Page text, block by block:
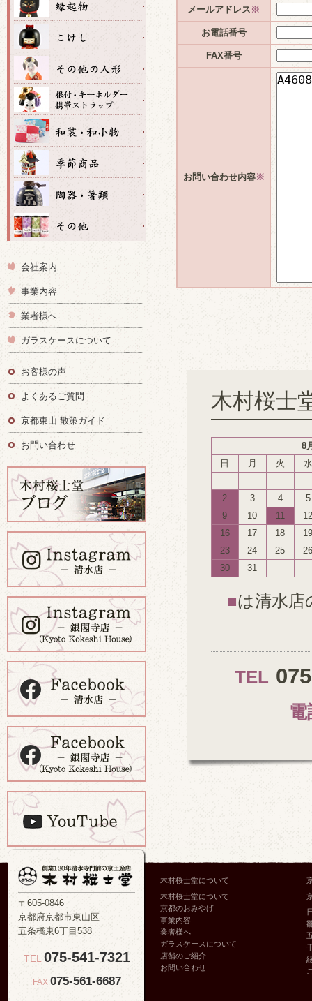
メールアドレス ※
お電話番号
FAX番号
お問い合わせ内容※
木村桜士
8
日
月 火 水
2 3 4
5
9
10 11
12
16
17 18
19
23
24 25
26
30
31
■は清水店
TEL
電
会社案内
事業内容
業者様へ
ガラスケースについて
お客様の声
よくあるご質問
京都東山 散策ガイド
お問い合わせ
〒605-0846
京都府京都市東山区
五条橋東6丁目538
TEL 075-541-7321
FAX 075-561-6687
木村桜士堂について
木村桜士堂について
京都のおみやげ
事業内容
業者様へ
ガラスケースについて
店舗のご紹介
お問い合わせ